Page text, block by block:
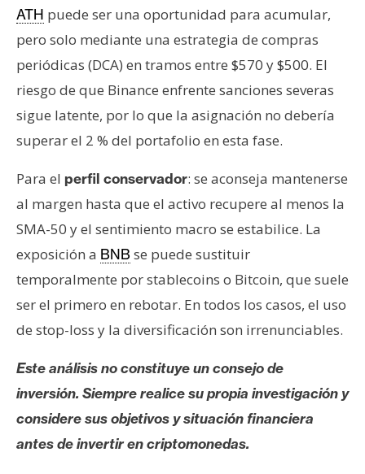
ATH puede ser una oportunidad para acumular,
pero solo mediante una estrategia de compras
periódicas (DCA) en tramos entre $570 y $500. El
riesgo de que Binance enfrente sanciones severas
sigue latente, por lo que la asignación no debería
superar el 2 % del portafolio en esta fase.
Para el perfil conservador: se aconseja mantenerse
al margen hasta que el activo recupere al menos la
SMA-50 y el sentimiento macro se estabilice. La
exposición a BNB se puede sustituir
temporalmente por stablecoins o Bitcoin, que suele
ser el primero en rebotar. En todos los casos, el uso
de stop-loss y la diversificación son irrenunciables.
Este análisis no constituye un consejo de
inversión. Siempre realice su propia investigación y
considere sus objetivos y situación financiera
antes de invertir en criptomonedas.